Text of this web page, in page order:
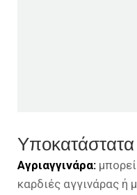
Υποκατάστατα
Αγριαγγινάρα:
καρδιές αγγινάρας ή